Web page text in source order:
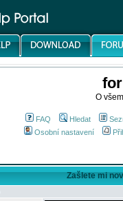
O
FAQ Hledat
Osobní nastavení
Zašlete mi